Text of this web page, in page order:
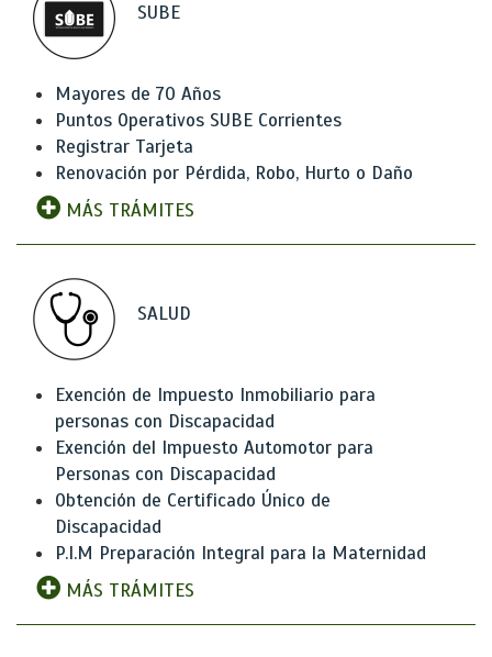
SUBE
Mayores de 70 Años
Puntos Operativos SUBE Corrientes
Registrar Tarjeta
Renovación por Pérdida, Robo, Hurto o Daño
MÁS TRÁMITES
SALUD
Exención de Impuesto Inmobiliario para
personas con Discapacidad
Exención del Impuesto Automotor para
Personas con Discapacidad
Obtención de Certificado Único de
Discapacidad
P.I.M Preparación Integral para la Maternidad
MÁS TRÁMITES